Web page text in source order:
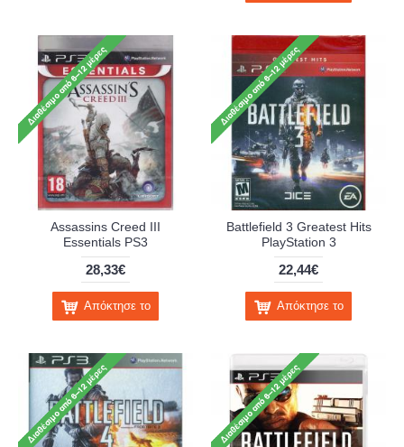
Assassins Creed III
Essentials PS3
28,33€
Απόκτησε το
Battlefield 3 Greatest Hits
PlayStation 3
22,44€
Απόκτησε το